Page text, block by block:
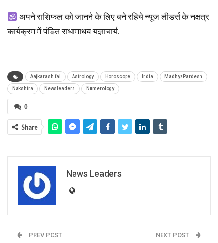
अपने राशिफल को जानने के लिए बने रहिये न्यूज लीडर्स के नक्षत्र
कार्यक्रम में पंडित राधामाधव यज्ञाचार्य.
Aajkarashifal Astrology Horoscope India MadhyaPardesh
Nakshtra Newsleaders Numerology
0
Share
News Leaders
PREV POST NEXT POST